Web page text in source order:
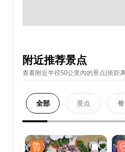
附近推荐景点
查看附近半径50公里內的景点(依距
全部 景点